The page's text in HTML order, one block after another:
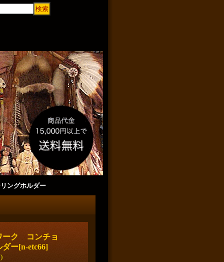
ングホルダー
ク コンチョ
ー[n-etc66]